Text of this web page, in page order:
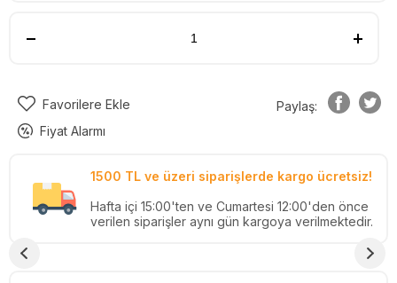
Favorilere Ekle
Fiyat Alarmı
Paylaş:
1500 TL ve üzeri siparişlerde kargo ücretsiz!
Hafta içi 15:00'ten ve Cumartesi 12:00'den önce
verilen siparişler aynı gün kargoya verilmektedir.